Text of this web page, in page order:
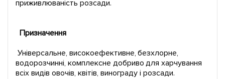
приживлюваність розсади.
Призначення
Універсальне, високоефективне, безхлорне,
водорозчинні, комплексне добриво для харчування
всіх видів овочів, квітів, винограду і розсади.